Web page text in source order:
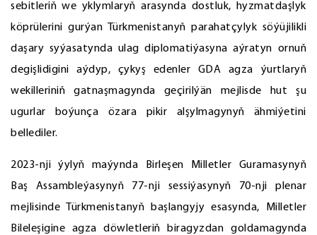
sebitleriň we yklymlaryň arasynda dostluk, hyzmatdaşlyk
köprülerini gurýan Türkmenistanyň parahatçylyk söýüjilikli
daşary syýasatynda ulag diplomatiýasyna aýratyn ornuň
degişlidigini aýdyp, çykyş edenler GDA agza ýurtlaryň
wekilleriniň gatnaşmagynda geçirilýän mejlisde hut şu
ugurlar boýunça özara pikir alşylmagynyň ähmiýetini
bellediler.
2023-nji ýylyň maýynda Birleşen Milletler Guramasynyň
Baş Assambleýasynyň 77-nji sessiýasynyň 70-nji plenar
mejlisinde Türkmenistanyň başlangyjy esasynda, Milletler
Bileleşigine agza döwletleriň biragyzdan goldamagynda